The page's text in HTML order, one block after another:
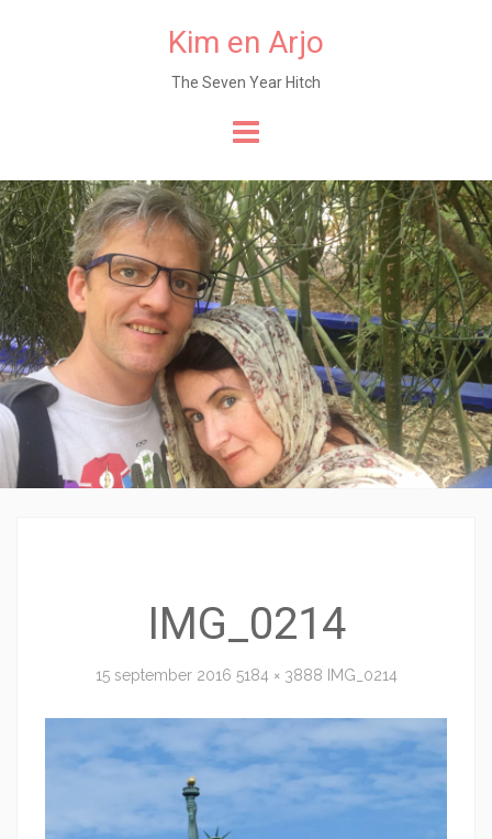
Kim en Arjo
The Seven Year Hitch
de
content
IMG_0214
15 september 2016 5184 × 3888 IMG_0214